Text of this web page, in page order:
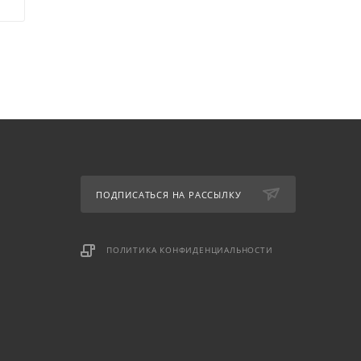
ПОДПИСАТЬСЯ НА РАССЫЛКУ
ПОЛИТИКА КОНФИДЕНЦИАЛЬНОСТИ